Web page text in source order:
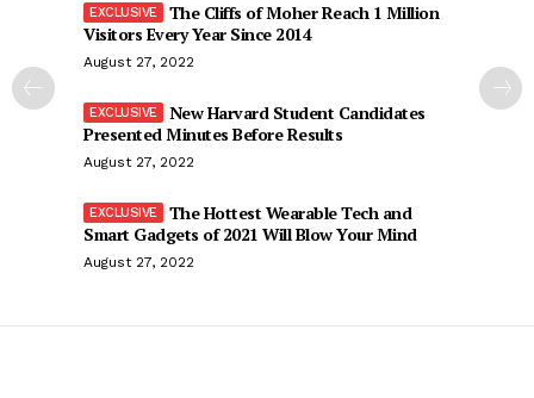
The Cliffs of Moher Reach 1 Million
Visitors Every Year Since 2014
August 27, 2022
New Harvard Student Candidates
Presented Minutes Before Results
August 27, 2022
The Hottest Wearable Tech and
Smart Gadgets of 2021 Will Blow Your Mind
August 27, 2022